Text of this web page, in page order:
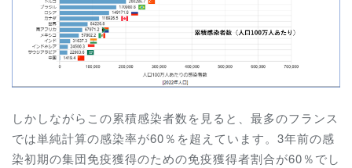
しかしながらこの累積感染者数を見ると、最多のフランス
では単純計算の感染率が60％を超えています。3年前の感
染初期の集団免疫獲得のための免疫獲得者割合が60％でし